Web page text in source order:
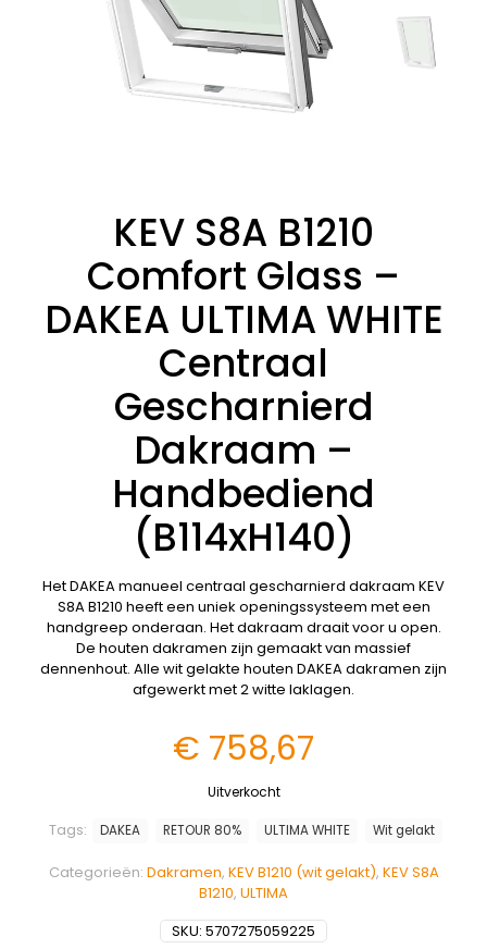
KEV S8A B1210
Comfort Glass –
DAKEA ULTIMA WHITE
Centraal
Gescharnierd
Dakraam –
Handbediend
(B114xH140)
Het DAKEA manueel centraal gescharnierd dakraam KEV
S8A B1210 heeft een uniek openingssysteem met een
handgreep onderaan. Het dakraam draait voor u open.
De houten dakramen zijn gemaakt van massief
dennenhout. Alle wit gelakte houten DAKEA dakramen zijn
afgewerkt met 2 witte laklagen.
€ 758,67
Uitverkocht
SKU: 5707275059225
Categorieën: Dakramen, KEV B1210 (wit gelakt), KEV S8A
B1210, ULTIMA
Tags: DAKEA RETOUR 80% ULTIMA WHITE Wit gelakt